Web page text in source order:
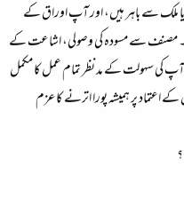
ملک سے باہر ہیں، اور آپ اوراق کے
مصنف سے مسودہ کی وصولی، اشاعت کے
کی سہولت کے مد نظر تمام عمل کا مکمل
پر ہمیشہ پورا اترنے کا عزم